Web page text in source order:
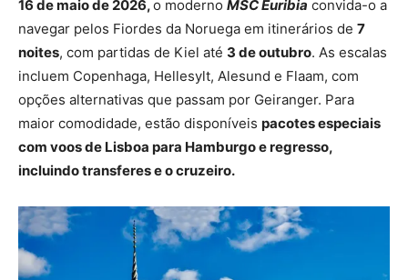
16 de maio de 2026,o moderno MSC Euribia convida-o a
navegar pelos Fiordes da Noruega em itinerários de 7
noites, com partidas de Kiel até 3 de outubro. As escalas
incluem Copenhaga, Hellesylt, Alesund e Flaam, com
opções alternativas que passam por Geiranger. Para
maior comodidade, estão disponíveis pacotes especiais
com voos de Lisboa para Hamburgo e regresso,
incluindo transferes e o cruzeiro.